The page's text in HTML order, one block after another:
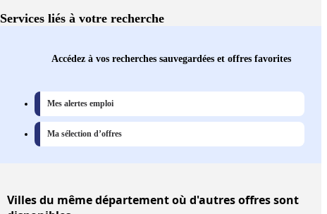
Services liés à votre recherche
Accédez à vos recherches sauvegardées et offres favorites
Mes alertes emploi
Ma sélection d’offres
Villesdu même département où d'autres offres sont